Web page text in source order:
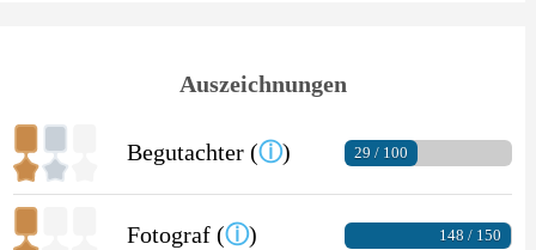
Auszeichnungen
Begutachter (ⓘ) 29 / 100
Fotograf (ⓘ) 148 / 150